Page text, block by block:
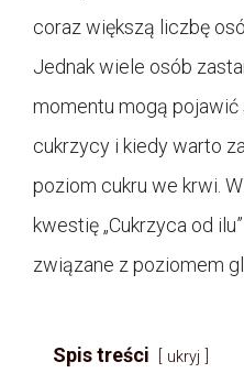
coraz większą liczbę
Jednak wiele osób
momentu mogą
cukrzycy i kiedy warto
poziom cukru we krwi.
kwestię „Cukrzyca od
związane z poziomem
Spis treści ukryj